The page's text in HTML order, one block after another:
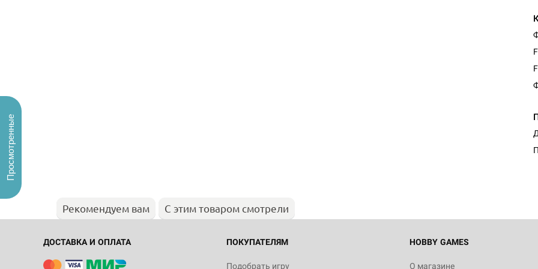
Рекомендуем вам С этим товаром смотрели
ДОСТАВКА И ОПЛАТА ПОКУПАТЕЛЯМ
Подобрать игру
HOBBY GAMES
О магазине
Просмотренные
Настольная игра Hobby
Белая смерть
12 990